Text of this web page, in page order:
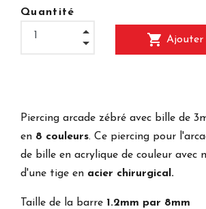
Quantité
shopping_cart Ajouter
Piercing arcade zébré avec bille de
en 8 couleurs. Ce piercing pour
de bille en acrylique de couleur avec
d'une tige en acier chirurgical.
Taille de la barre 1.2mm par 8mm